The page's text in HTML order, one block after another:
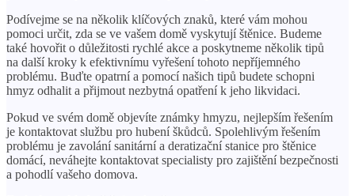
Podívejme se na několik klíčových znaků, které vám mohou
pomoci určit, zda se ve vašem domě vyskytují štěnice. Budeme
také hovořit o důležitosti rychlé akce a poskytneme několik tipů
na další kroky k efektivnímu vyřešení tohoto nepříjemného
problému. Buďte opatrní a pomocí našich tipů budete schopni
hmyz odhalit a přijmout nezbytná opatření k jeho likvidaci.
Pokud ve svém domě objevíte známky hmyzu, nejlepším řešením
je kontaktovat službu pro hubení škůdců. Spolehlivým řešením
problému je zavolání sanitární a deratizační stanice pro štěnice
domácí, neváhejte kontaktovat specialisty pro zajištění bezpečnosti
a pohodlí vašeho domova.